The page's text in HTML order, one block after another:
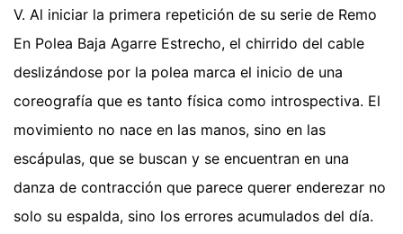
V. Al iniciar la primera repetición de su serie de Remo
En Polea Baja Agarre Estrecho, el chirrido del cable
deslizándose por la polea marca el inicio de una
coreografía que es tanto física como introspectiva. El
movimiento no nace en las manos, sino en las
escápulas, que se buscan y se encuentran en una
danza de contracción que parece querer enderezar no
solo su espalda, sino los errores acumulados del día.